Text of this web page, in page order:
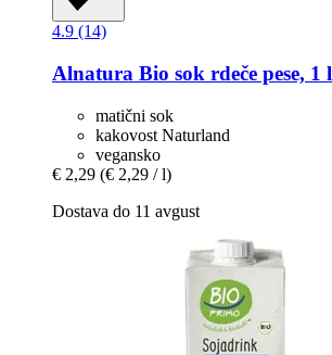
4.9 (14)
Alnatura Bio sok rdeče pese, 1 l
matični sok
kakovost Naturland
vegansko
€ 2,29 (€ 2,29 / l)
Dostava do 11 avgust